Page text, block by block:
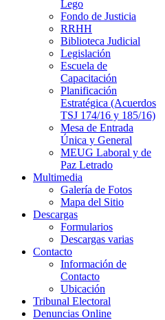
Lego
Fondo de Justicia
RRHH
Biblioteca Judicial
Legislación
Escuela de
Capacitación
Planificación
Estratégica (Acuerdos
TSJ 174/16 y 185/16)
Mesa de Entrada
Única y General
MEUG Laboral y de
Paz Letrado
Multimedia
Galería de Fotos
Mapa del Sitio
Descargas
Formularios
Descargas varias
Contacto
Información de
Contacto
Ubicación
Tribunal Electoral
Denuncias Online